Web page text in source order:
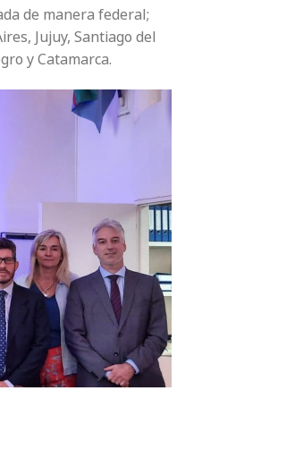
de manera federal;
Jujuy, Santiago del
y Catamarca.